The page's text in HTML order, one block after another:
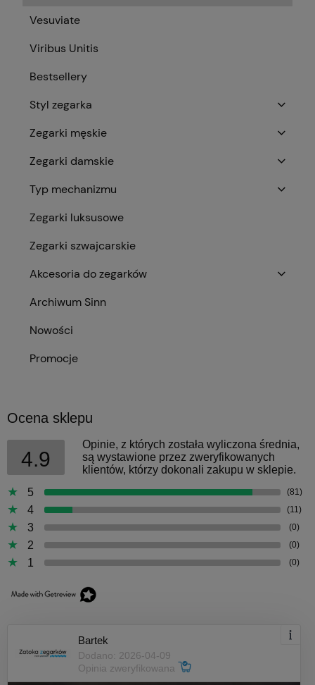
Vesuviate
Viribus Unitis
Bestsellery
Styl zegarka
Zegarki męskie
Zegarki damskie
Typ mechanizmu
Zegarki luksusowe
Zegarki szwajcarskie
Akcesoria do zegarków
Archiwum Sinn
Nowości
Promocje
Ocena sklepu
4.9
Opinie, z których została wyliczona średnia,
są wystawione przez zweryfikowanych
klientów, którzy dokonali zakupu w sklepie.
5
(81)
4 (11)
3 (0)
2 (0)
1 (0)
Bartek
Dodano: 2026-04-09
Opinia zweryfikowana